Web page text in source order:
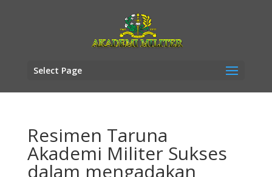
Select Page
Resimen Taruna
Akademi Militer Sukses
dalam mengadakan